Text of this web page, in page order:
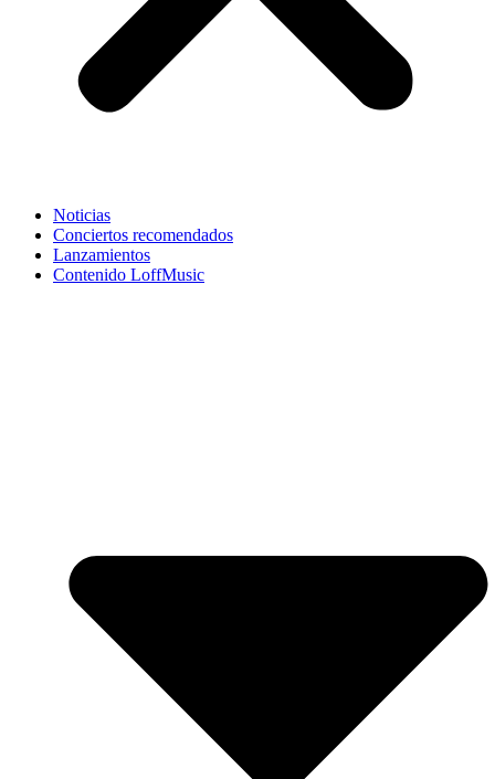
Noticias
Conciertos recomendados
Lanzamientos
Contenido LoffMusic